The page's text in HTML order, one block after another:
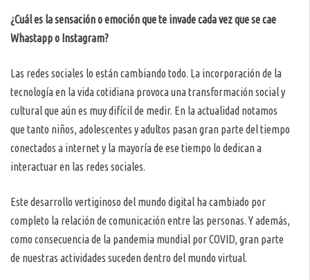
¿Cuál es la sensación o emoción que te invade cada vez que se cae
Whastapp o Instagram?
Las redes sociales lo están cambiando todo. La incorporación de la
tecnología en la vida cotidiana provoca una transformación social y
cultural que aún es muy difícil de medir. En la actualidad notamos
que tanto niños, adolescentes y adultos pasan gran parte del tiempo
conectados a internet y la mayoría de ese tiempo lo dedican a
interactuar en las redes sociales.
Este desarrollo vertiginoso del mundo digital ha cambiado por
completo la relación de comunicación entre las personas. Y además,
como consecuencia de la pandemia mundial por COVID, gran parte
de nuestras actividades suceden dentro del mundo virtual.